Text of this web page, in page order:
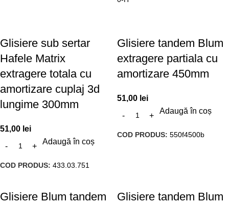
Glisiere sub sertar
Hafele Matrix
extragere totala cu
amortizare cuplaj 3d
lungime 300mm
51,00 lei
Adaugă în coș
COD PRODUS: 433.03.751
Glisiere tandem Blum
extragere partiala cu
amortizare 450mm
51,00 lei
Adaugă în coș
COD PRODUS: 550f4500b
Glisiere Blum tandem
Glisiere tandem Blum